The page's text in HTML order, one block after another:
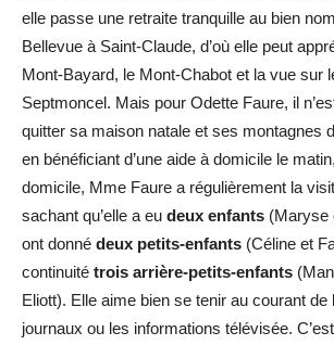
elle passe une retraite tranquille au bien
Bellevue à Saint-Claude, d’où elle peut
Mont-Bayard, le Mont-Chabot et la vue sur
Septmoncel. Mais pour Odette Faure, il
quitter sa maison natale et ses montagnes
en bénéficiant d’une aide à domicile le
domicile, Mme Faure a régulièrement la
sachant qu’elle a eu deux enfants (Maryse
ont donné deux petits-enfants (Céline et
continuité trois arrière-petits-enfants
Eliott). Elle aime bien se tenir au courant de
journaux ou les informations télévisée.